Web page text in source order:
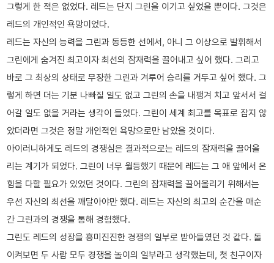
그렇게 한 적은 없었다. 레드는 단지 그린을 이기고 싶었을 뿐이다. 그것은
레드의 개인적인 욕망이었다.
레드는 자신의 능력을 그린과 동등한 선에서, 아니 그 이상으로 발휘해서
그린에게 숨겨진 최고이자 최선의 잠재력을 끌어내고 싶어 했다. 그리고
바로 그 최상의 상태로 무장한 그린과 겨루어 승리를 거두고 싶어 했다. 그
렇게 하면 더는 기분 나빠질 일도 없고 그린의 손을 내팽겨 치고 앞서서 걸
어갈 일도 없을 거라는 생각이 들었다. 그린이 세계 최고를 목표로 잡지 않
았더라면 그것은 정말 개인적인 욕망으로만 남았을 것이다.
아이러니하게도 레드의 경쟁심은 결과적으로는 레드의 잠재력을 끌어올
리는 계기가 되었다. 그린이 너무 월등했기 때문에 레드는 그 애 앞에서 온
힘을 다할 필요가 있었던 것이다. 그린의 잠재력을 끌어올리기 위해서는
우선 자신의 최선을 깨달아야만 했다. 레드는 자신의 최고의 순간을 매순
간 그린과의 경쟁을 통해 경험했다.
그린도 레드의 성장을 흥미진진한 경쟁의 일부로 받아들였던 것 같다. 돌
이켜보면 두 사람 모두 경쟁을 놀이의 일부라고 생각했는데, 첫 친구이자